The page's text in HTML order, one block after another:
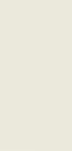
ouvrir l'entrée.
: Vous
parking se fait
au fond de l'allée